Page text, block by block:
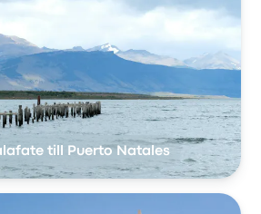
till Puerto Natales